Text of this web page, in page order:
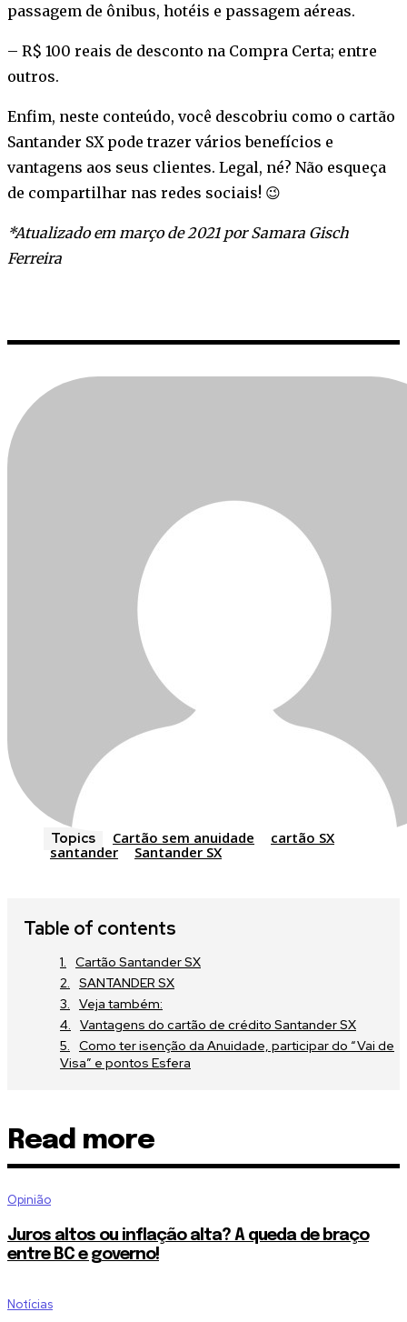
passagem de ônibus, hotéis e passagem aéreas.
– R$ 100 reais de desconto na Compra Certa; entre
outros.
Enfim, neste conteúdo, você descobriu como o cartão
Santander SX pode trazer vários benefícios e
vantagens aos seus clientes. Legal, né? Não esqueça
de compartilhar nas redes sociais! 😉
*Atualizado em março de 2021 por Samara Gisch
Ferreira
Topics Cartão sem anuidade
cartão SX
santander
Santander SX
Table of contents
Cartão Santander SX
SANTANDER SX
Veja também:
Vantagens do cartão de crédito Santander SX
Como ter isenção da Anuidade, participar do “Vai de
Visa” e pontos Esfera
Read more
Opinião
Juros altos ou inflação alta? A queda de braço
entre BC e governo!
Notícias